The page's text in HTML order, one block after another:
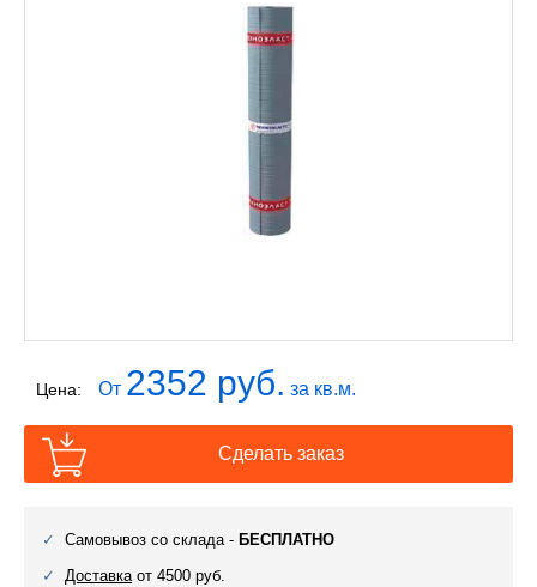
Цена: От 2352 руб. за кв.м.
Сделать заказ
Самовывоз со склада - БЕСПЛАТНО
Доставкаот 4500 руб.